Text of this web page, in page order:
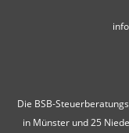
Die BSB-
in Münster und 25